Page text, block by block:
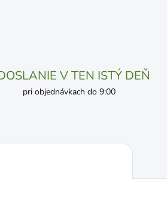
V TEN ISTÝ DEŇ
pri objednávkach do 9:00